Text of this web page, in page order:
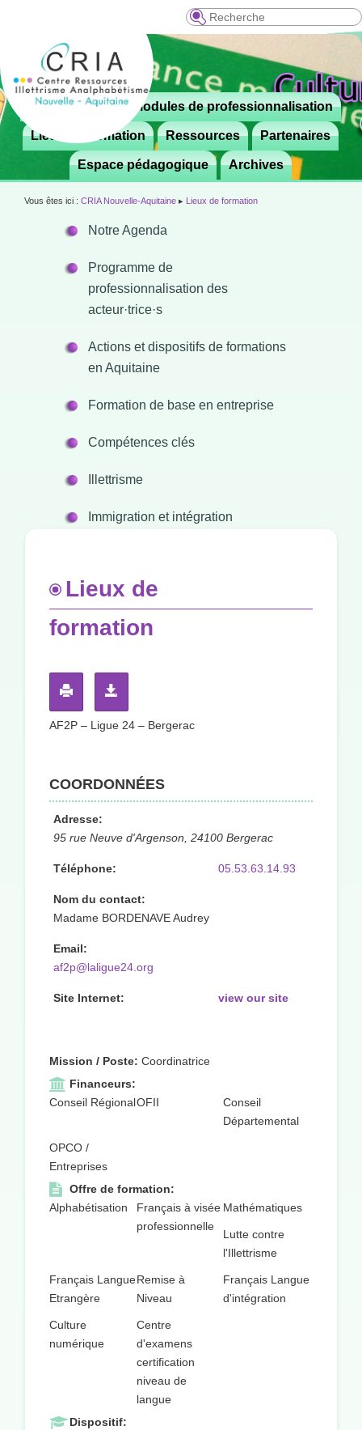
Recherche
Menu
principal
Aller
contenu
principal
 Le CRIA Modules de professionnalisation
Lieux de formation Ressources Partenaires
Espace pédagogique Archives
Vous êtes ici : CRIA Nouvelle-Aquitaine ▸ Lieux de formation
Notre Agenda
Programme de
professionnalisation des
acteur·trice·s
Actions et dispositifs de formations
en Aquitaine
Formation de base en entreprise
Compétences clés
Illettrisme
Immigration et intégration
Lieux de
formation
AF2P – Ligue 24 – Bergerac
COORDONNÉES
Adresse:
95 rue Neuve d'Argenson, 24100 Bergerac
Téléphone: 05.53.63.14.93
Nom du contact:
Madame BORDENAVE Audrey
Email:
af2p@laligue24.org
Site Internet: view our site
Mission / Poste: Coordinatrice
Financeurs:
Conseil RégionalOFII
Conseil
Départemental
OPCO /
Entreprises
Offre de formation:
Alphabétisation
Français à visée
professionnelle
Mathématiques
Lutte contre
l'Illettrisme
Français Langue
Etrangère
Remise à
Niveau
Français Langue
d'intégration
Culture
numérique
Centre
d'examens
certification
niveau de
langue
Dispositif: